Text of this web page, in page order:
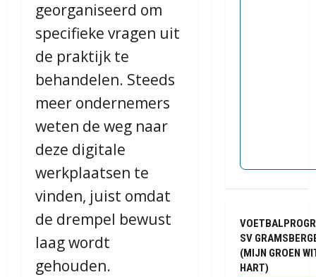
georganiseerd om
specifieke vragen uit
de praktijk te
behandelen. Steeds
meer ondernemers
weten de weg naar
deze digitale
werkplaatsen te
vinden, juist omdat
de drempel bewust
laag wordt
gehouden.
SV
(MIJN GROEN
HART)